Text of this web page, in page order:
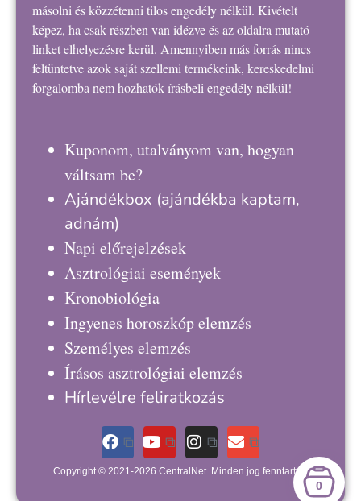
másolni és közzétenni tilos engedély nélkül. Kivételt
képez, ha csak részben van idézve és az oldalra mutató
linket elhelyezésre kerül. Amennyiben más forrás nincs
feltüntetve azok saját szellemi termékeink, kereskedelmi
forgalomba nem hozhatók írásbeli engedély nélkül!
Kuponom, utalványom van, hogyan
váltsam be?
Ajándékbox (ajándékba kaptam,
adnám)
Napi előrejelzések
Asztrológiai események
Kronobiológia
Ingyenes horoszkóp elemzés
Személyes elemzés
Írásos asztrológiai elemzés
Hírlevélre feliratkozás
Copyright © 2021-2026 CentralNet. Minden jog fenntartva.
0